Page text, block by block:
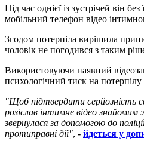
Під час однієї із зустрічей він
мобільний телефон відео
Згодом потерпіла вирішила
чоловік не погодився з таким
Використовуючи наявний
психологічний тиск на
"Щоб підтвердити серйозність
розіслав інтимне відео
звернулася за допомогою до
протиправні дії", - йдеться у